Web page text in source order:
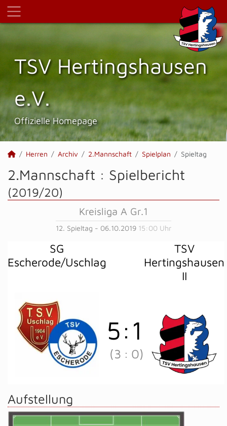
TSV Hertings­hausen
e.V.
Offizielle Homepage
Herren Archiv 2.Mannschaft Spielplan Spieltag
2.Mannschaft : Spielbericht
(2019/20)
Kreisliga A Gr.1
12. Spieltag - 06.10.2019 15:00 Uhr
SG
Escherode/Uschlag
TSV
Hertingshausen
II
5: 1
(3 : 0)
Aufstellung